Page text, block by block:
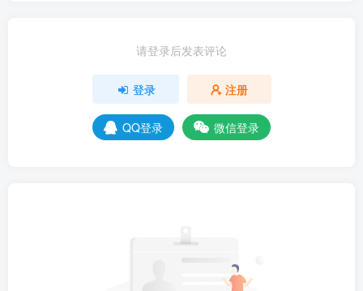
请登录后发表评论
登录 注册
QQ登录 微信登录